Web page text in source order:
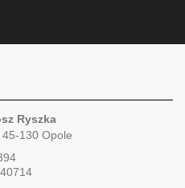
Ryszka
130 Opole